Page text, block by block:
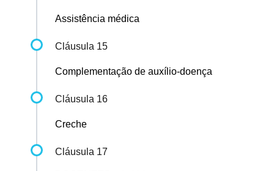
Assistência médica
Cláusula 15
Complementação de auxílio-doença
Cláusula 16
Creche
Cláusula 17